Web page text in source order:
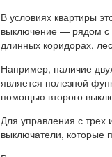
В условиях квартиры
выключение — рядом с
длинных коридорах,
Например, наличие
является полезной
помощью второго
Для управления с
выключатели, которые